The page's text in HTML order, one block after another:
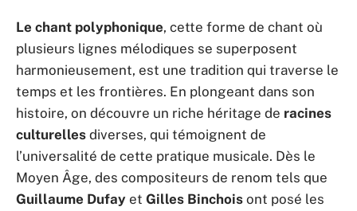
Le chant polyphonique, cette forme de chant où
plusieurs lignes mélodiques se superposent
harmonieusement, est une tradition qui traverse le
temps et les frontières. En plongeant dans son
histoire, on découvre un riche héritage de racines
culturelles diverses, qui témoignent de
l’universalité de cette pratique musicale. Dès le
Moyen Âge, des compositeurs de renom tels que
Guillaume Dufay et Gilles Binchois ont posé les